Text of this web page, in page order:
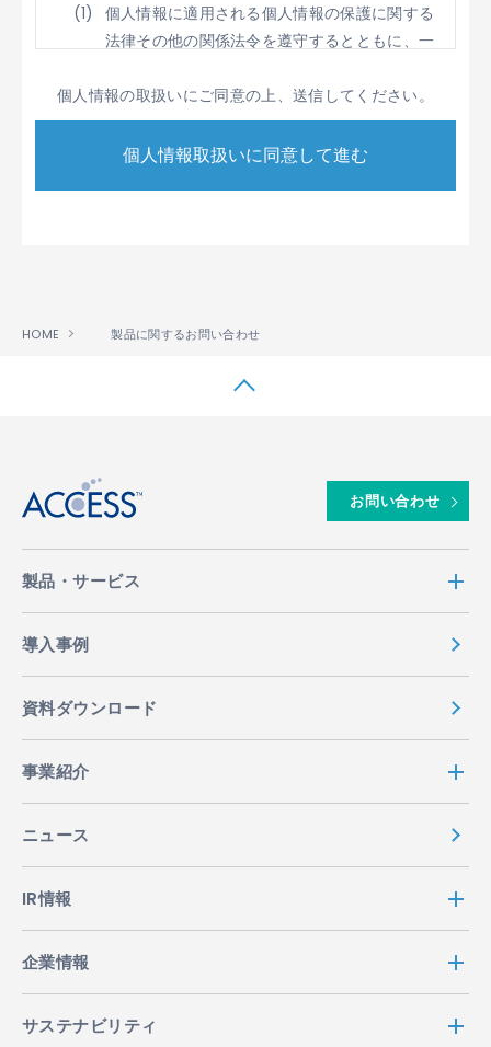
個人情報に適用される個人情報の保護に関する
法律その他の関係法令を遵守するとともに、一
に関する慣行に準拠し、適切に取り扱います。
また、適宜、取扱いの改善に努めます。
個人情報の取扱いに関する規程を明確にし、こ
個人情報の漏洩、紛失、改ざん等を防止するた
法でお受けし、誠意をもって対処いたします。
1.2 ACCESSは、第1.1項に定める方針に基づき、具体
的には、次条以下に定める内容に従って個人情報を取
り扱います。
で利用させて頂きます。但し、採用に関連して取得し
た個人情報については、採用にかかる業務（選考・連
絡・手続き等）にのみ利用いたします。
お客様からご注文・お申込頂いた製品・サービ
ACCESSの製品・サービス等に関するお知ら
お客様から頂いたお問合せ等への回答
個人情報の取扱いにご同意の上、送信してください。
HOME 製品に関するお問い合わせ
お問い合わせ
製品・サービス
導入事例
資料ダウンロード
事業紹介
ニュース
IR情報
企業情報
サステナビリティ